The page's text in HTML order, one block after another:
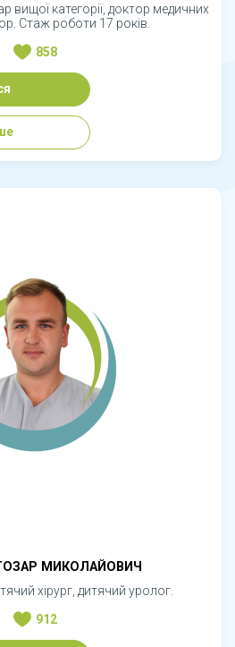
вищої категорії, доктор медичних
Стаж роботи 17 років.
858
МИКОЛАЙОВИЧ
хірург, дитячий уролог.
912